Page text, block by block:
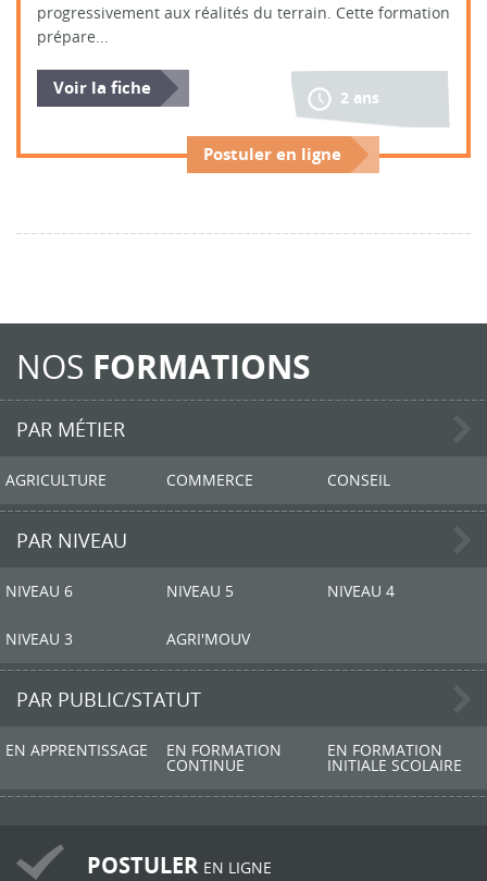
progressivement aux réalités du terrain. Cette formation
prépare...
Voir la fiche
Postuler en ligne
2 ans
NOS FORMATIONS
PAR MÉTIER
AGRICULTURE COMMERCE CONSEIL
PAR NIVEAU
NIVEAU 6 NIVEAU 5 NIVEAU 4
NIVEAU 3 AGRI'MOUV
PAR PUBLIC/STATUT
EN APPRENTISSAGE EN FORMATION
CONTINUE
EN FORMATION
INITIALE SCOLAIRE
POSTULER EN LIGNE